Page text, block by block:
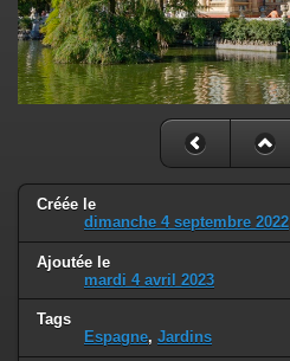
Créée le
dimanche 4 septembre 2022
Ajoutée le
mardi 4 avril 2023
Tags
Espagne, Jardins